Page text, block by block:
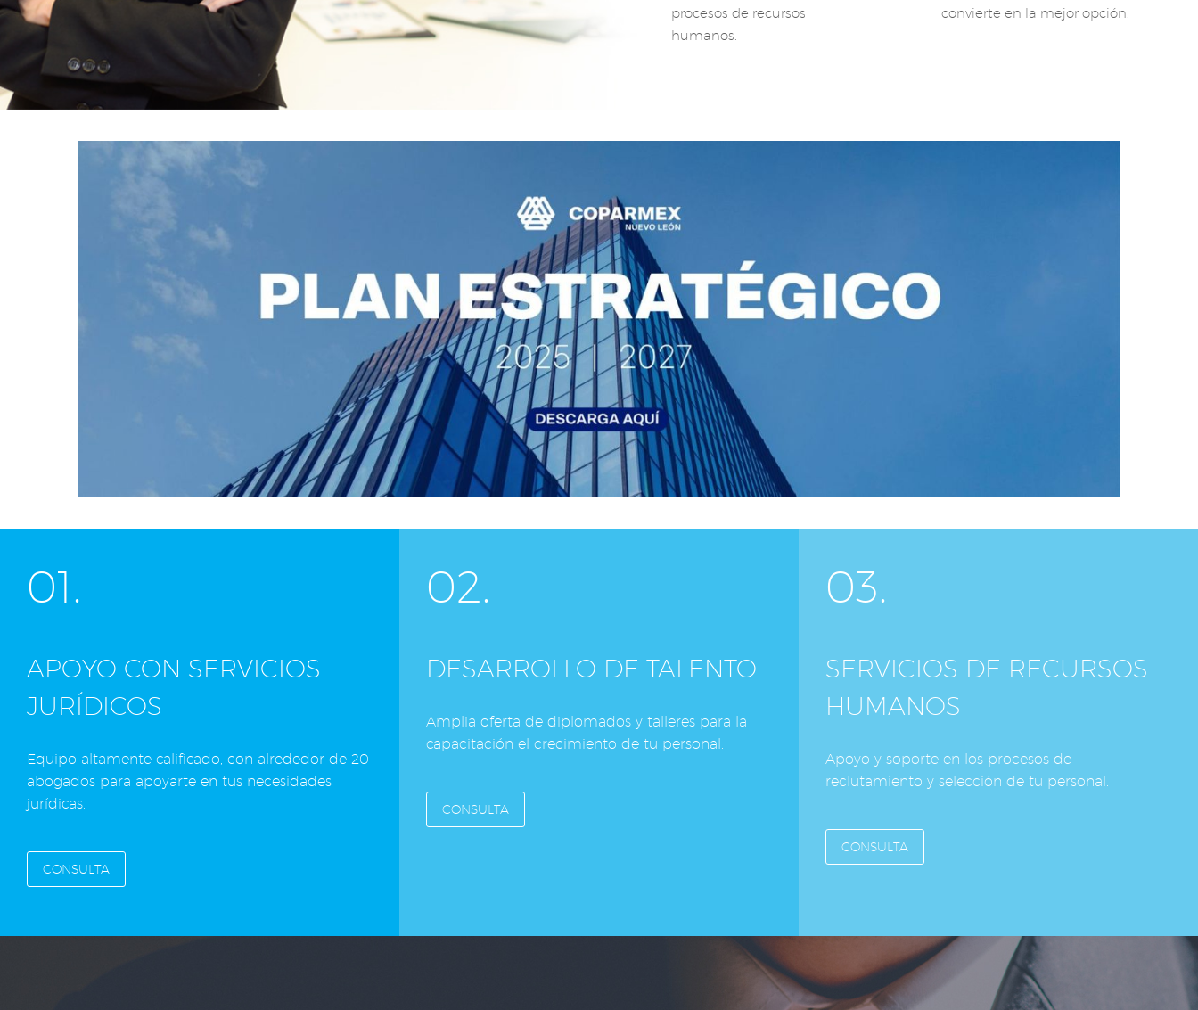
procesos de recursos
humanos.
convierte en la mejor opción.
01.
APOYO CON SERVICIOS
JURÍDICOS
Equipo altamente calificado, con alrededor de 20
abogados para apoyarte en tus necesidades
jurídicas.
CONSULTA
02.
DESARROLLO DE TALENTO
Amplia oferta de diplomados y talleres para la
capacitación el crecimiento de tu personal.
CONSULTA
03.
SERVICIOS DE RECURSOS
HUMANOS
Apoyo y soporte en los procesos de
reclutamiento y selección de tu personal.
CONSULTA